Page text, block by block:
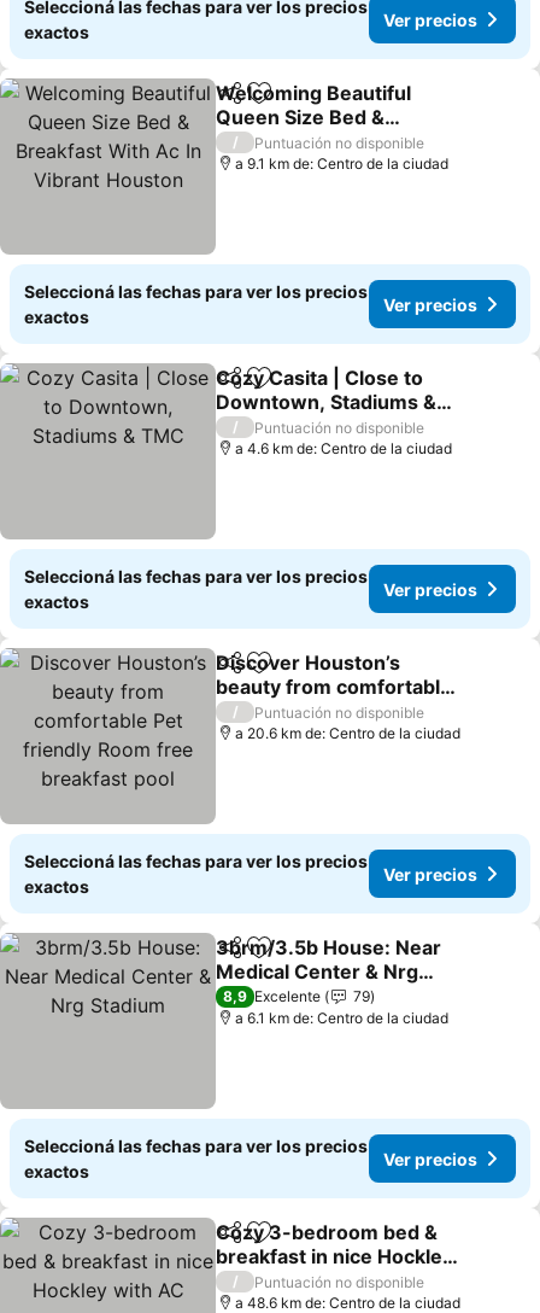
Seleccioná las fechas para ver los precios
exactos
Ver precios
CompartirAñadir a favoritos
Welcoming Beautiful
Queen Size Bed &
Breakfast With Ac In
Vibrant Houston
Ver precios
/
Puntuación no disponible
a 9.1 km de: Centro de la ciudad
Seleccioná las fechas para ver los precios
exactos
Ver precios
CompartirAñadir a favoritos
Cozy Casita | Close to
Downtown, Stadiums &
TMC
Ver precios
/
Puntuación no disponible
a 4.6 km de: Centro de la ciudad
Seleccioná las fechas para ver los precios
exactos
Ver precios
CompartirAñadir a favoritos
Discover Houston’s
beauty from comfortable
Pet friendly Room free
breakfast pool
Ver precios
/
Puntuación no disponible
a 20.6 km de: Centro de la ciudad
Seleccioná las fechas para ver los precios
exactos
Ver precios
CompartirAñadir a favoritos
3brm/3.5b House: Near
Medical Center & Nrg
Stadium
Ver precios
8,9 Excelente
79
a 6.1 km de: Centro de la ciudad
Seleccioná las fechas para ver los precios
exactos
Ver precios
CompartirAñadir a favoritos
Cozy 3-bedroom bed &
breakfast in nice Hockley
with AC
Ver precios
/
Puntuación no disponible
a 48.6 km de: Centro de la ciudad